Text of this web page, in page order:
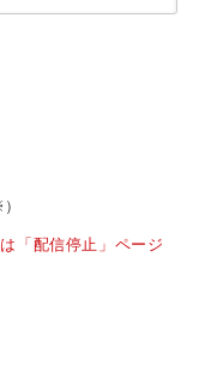
「配信停止」ページ